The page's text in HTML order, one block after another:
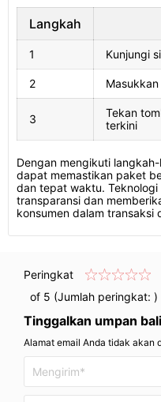
Langkah
1 Kunjungi
2
3
Tekan
terkini
Dengan mengikuti
dapat memastikan paket
dan tepat waktu. Teknologi
transparansi dan
konsumen dalam transaksi
Peringkat
of 5 (Jumlah peringkat: )
Tinggalkan umpan
Alamat email Anda tidak akan